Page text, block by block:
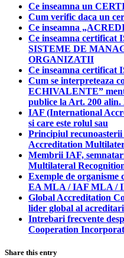
Ce inseamna un
Cum verific daca un
Ce inseamna
Ce inseamna
SISTEME DE
ORGANIZATII
Ce inseamna
Cum se interpreteaza
ECHIVALENTE”
publice la Art. 200 alin.
IAF (International
si care este rolul sau
Principiul
Accreditation
Membrii IAF,
Multilateral
Exemple de
EA MLA / IAF MLA /
Global Accreditation
lider global al
Intrebari frecvente
Cooperation
Share this entry